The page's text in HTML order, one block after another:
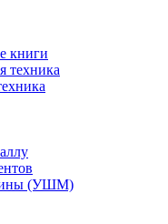
книги
(УШМ)